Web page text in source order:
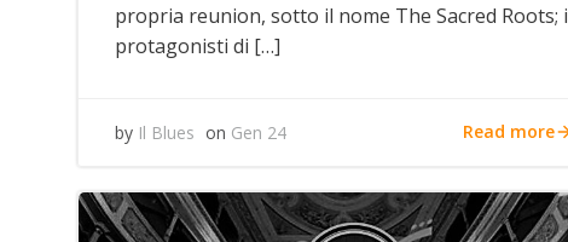
propria reunion, sotto il nome The Sacred Roots; i
protagonisti di […]
by Il Blues on Gen 24 Read more